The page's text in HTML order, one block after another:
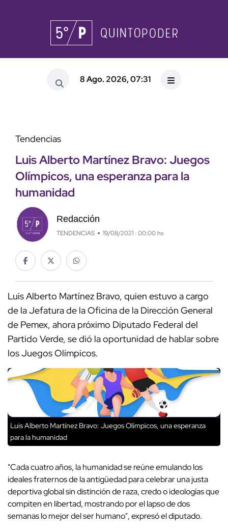
8 Ago. 2026, 07:31
Tendencias
Luis Alberto Martínez Bravo: Juegos
Olímpicos, una esperanza para la
humanidad
Redacción
TENDENCIAS 19/08/2021 · 00:00 hs
Luis Alberto Martínez Bravo, quien estuvo a cargo
de la Jefatura de la Oficina de la Dirección General
de Pemex, ahora próximo Diputado Federal del
Partido Verde, se dió la oportunidad de hablar sobre
los Juegos Olímpicos.
Luis Alberto Martínez Bravo: Juegos Olímpicos, una esperanza
para la humanidad
"Cada cuatro años, la humanidad se reúne emulando los
ideales fraternos de la antigüedad para celebrar una justa
deportiva global sin distinción de raza, credo o ideologías que
compiten en libertad, mostrando por el lapso de dos
semanas lo mejor del ser humano", expresó el diputado.